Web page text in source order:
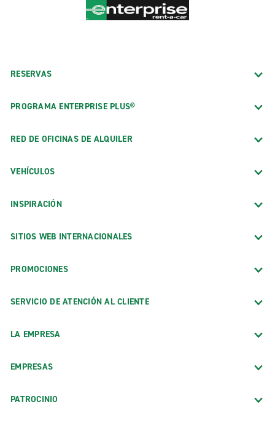
RESERVAS
PROGRAMA ENTERPRISE PLUS®
RED DE OFICINAS DE ALQUILER
VEHÍCULOS
INSPIRACIÓN
SITIOS WEB INTERNACIONALES
PROMOCIONES
SERVICIO DE ATENCIÓN AL CLIENTE
LA EMPRESA
EMPRESAS
PATROCINIO